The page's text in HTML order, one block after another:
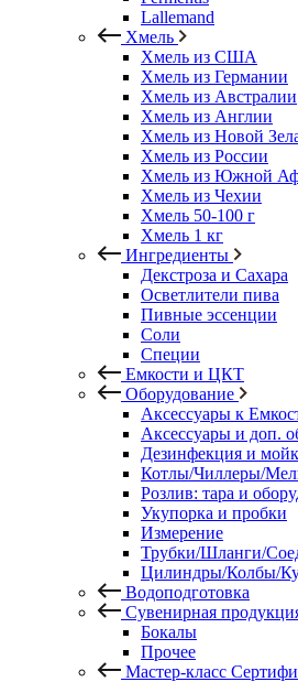
Lallemand
Хмель
Хмель из США
Хмель из Германии
Хмель из Австралии
Хмель из Англии
Хмель из Новой
Хмель из России
Хмель из Южной
Хмель из Чехии
Хмель 50-100 г
Хмель 1 кг
Ингредиенты
Декстроза и Сахара
Осветлители пива
Пивные эссенции
Соли
Специи
Емкости и ЦКТ
Оборудование
Аксессуары к
Аксессуары и доп.
Дезинфекция и
Котлы/Чиллеры/
Розлив: тара и
Укупорка и пробки
Измерение
Трубки/Шланги/
Цилиндры/Колбы/
Водоподготовка
Сувенирная
Бокалы
Прочее
Мастер-класс